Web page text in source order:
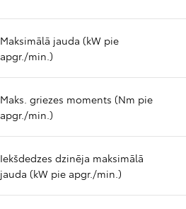
Maksimālā jauda (kW pie
apgr./min.)
Maks. griezes moments (Nm pie
apgr./min.)
Iekšdedzes dzinēja maksimālā
jauda (kW pie apgr./min.)